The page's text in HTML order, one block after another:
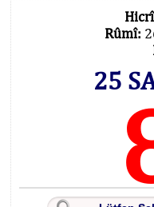
Rûmî:
25